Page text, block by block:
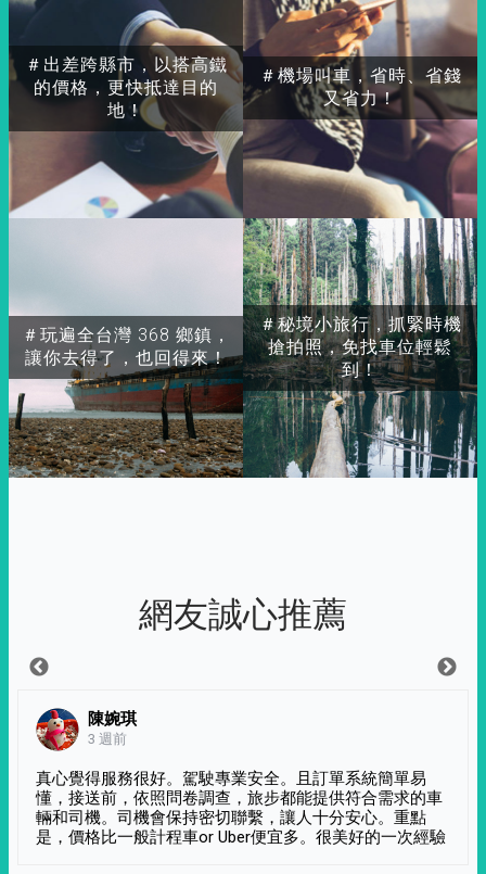
＃出差跨縣市，以搭高鐵
的價格，更快抵達目的
地！
＃玩遍全台灣 368 鄉鎮，
讓你去得了，也回得來！
＃秘境小旅行，抓緊時機
搶拍照，免找車位輕鬆
到！
＃機場叫車，省時、省錢
又省力！
網友誠心推薦
陳婉琪
3 週前
真心覺得服務很好。駕駛專業安全。且訂單系統簡單易
懂，接送前，依照問卷調查，旅步都能提供符合需求的車
輛和司機。司機會保持密切聯繫，讓人十分安心。重點
是，價格比一般計程車or Uber便宜多。很美好的一次經驗